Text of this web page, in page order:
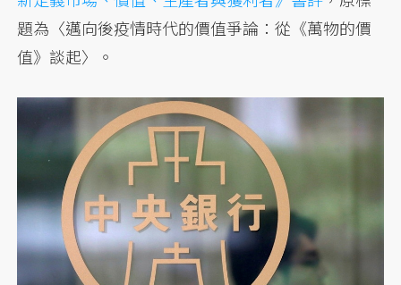
題為〈邁向後疫情時代的價值爭論：從《萬物的價
值》談起〉。